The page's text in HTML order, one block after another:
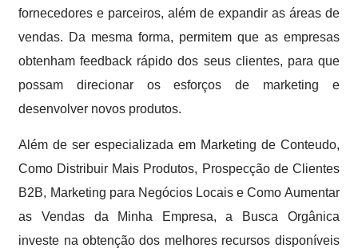
fornecedores e parceiros, além de expandir as áreas de
vendas. Da mesma forma, permitem que as empresas
obtenham feedback rápido dos seus clientes, para que
possam direcionar os esforços de marketing e
desenvolver novos produtos.
Além de ser especializada em Marketing de Conteudo,
Como Distribuir Mais Produtos, Prospecção de Clientes
B2B, Marketing para Negócios Locais e Como Aumentar
as Vendas da Minha Empresa, a Busca Orgânica
investe na obtenção dos melhores recursos disponíveis